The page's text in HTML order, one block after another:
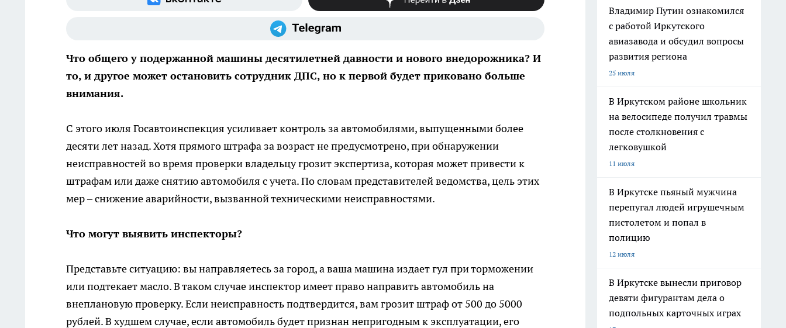
Что общего у подержанной машины десятилетней давности и нового внедорожника? И
то, и другое может остановить сотрудник ДПС, но к первой будет приковано больше
внимания.
С этого июля Госавтоинспекция усиливает контроль за автомобилями, выпущенными более
десяти лет назад. Хотя прямого штрафа за возраст не предусмотрено, при обнаружении
неисправностей во время проверки владельцу грозит экспертиза, которая может привести к
штрафам или даже снятию автомобиля с учета. По словам представителей ведомства, цель этих
мер – снижение аварийности, вызванной техническими неисправностями.
Что могут выявить инспекторы?
Представьте ситуацию: вы направляетесь за город, а ваша машина издает гул при торможении
или подтекает масло. В таком случае инспектор имеет право направить автомобиль на
внеплановую проверку. Если неисправность подтвердится, вам грозит штраф от 500 до 5000
рублей. В худшем случае, если автомобиль будет признан непригодным к эксплуатации, его
Владимир Путин ознакомился
с работой Иркутского
авиазавода и обсудил вопросы
развития региона
25 июля
В Иркутском районе школьник
на велосипеде получил травмы
после столкновения с
легковушкой
11 июля
В Иркутске пьяный мужчина
перепугал людей игрушечным
пистолетом и попал в
полицию
12 июля
В Иркутске вынесли приговор
девяти фигурантам дела о
подпольных карточных играх